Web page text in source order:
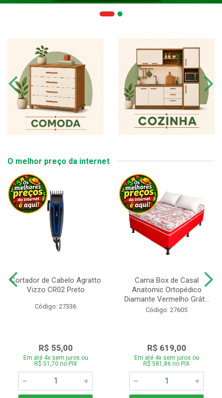
O melhor preço da internet
Cortador de Cabelo Agratto
Vizzo CR02 Preto
Código: 27336
R$ 55,00
Em até 4x sem juros ou
R$ 51,70 no PIX
Cama Box de Casal
Anatomic Ortopédico
Diamante Vermelho Grát...
Código: 27605
R$ 619,00
Em até 4x sem juros ou
R$ 581,86 no PIX